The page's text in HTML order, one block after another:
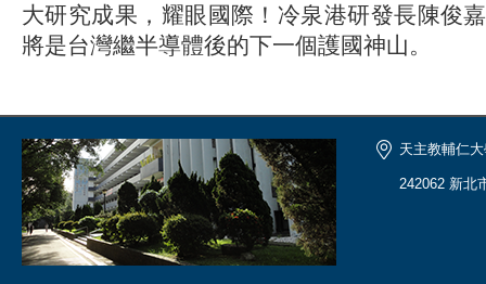
大研究成果，耀眼國際！冷泉港研發長陳俊
將是台灣繼半導體後的下一個護國神山。
天主教輔仁
242062 新北